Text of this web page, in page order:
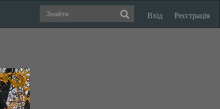
Вхід Реєстрація